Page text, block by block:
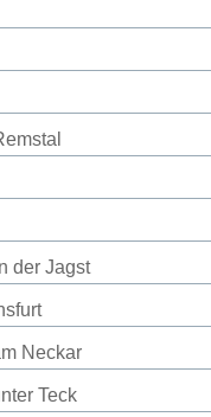
der Jagst
Neckar
Teck